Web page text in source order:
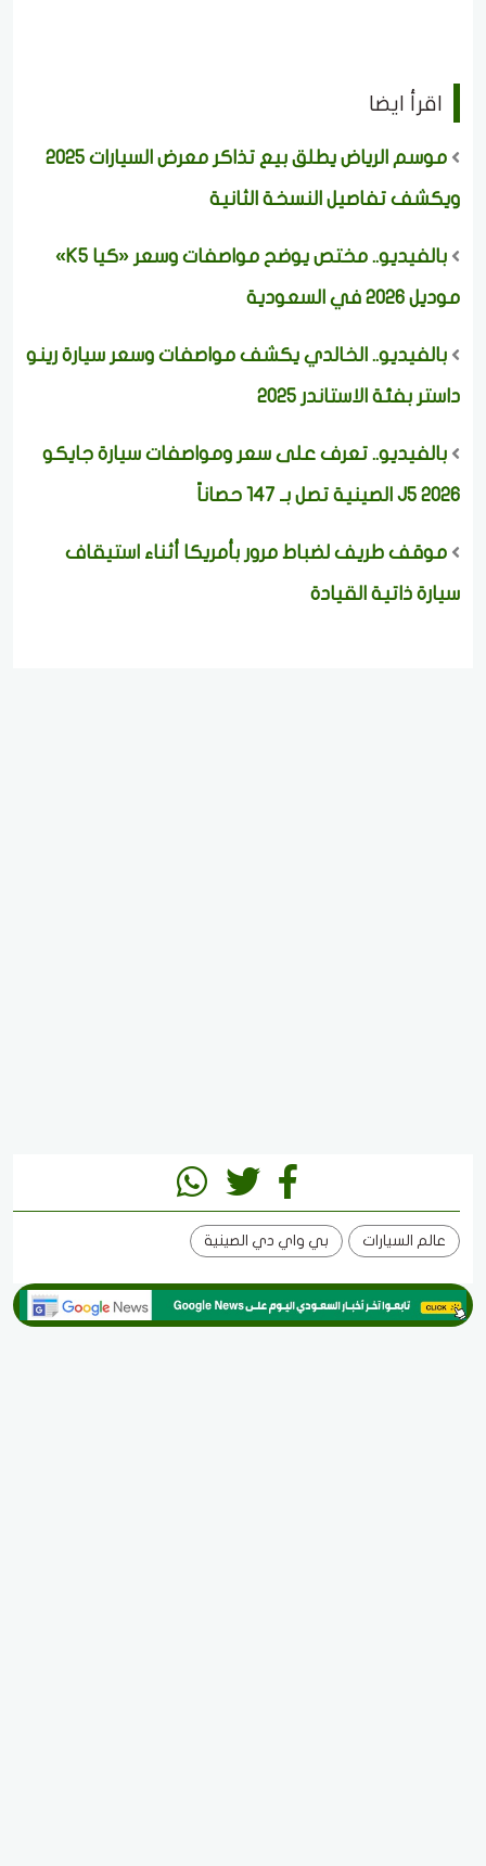
اقرأ ايضا
موسم الرياض يطلق بيع تذاكر معرض السيارات 2025
ويكشف تفاصيل النسخة الثانية
بالفيديو.. مختص يوضح مواصفات وسعر «كيا K5»
موديل 2026 في السعودية
بالفيديو.. الخالدي يكشف مواصفات وسعر سيارة رينو
داستر بفئة الاستاندر 2025
بالفيديو.. تعرف على سعر ومواصفات سيارة جايكو
J5 2026 الصينية تصل بـ 147 حصاناً
موقف طريف لضباط مرور بأمريكا أثناء استيقاف
سيارة ذاتية القيادة
عالم السيارات بي واي دي الصينية